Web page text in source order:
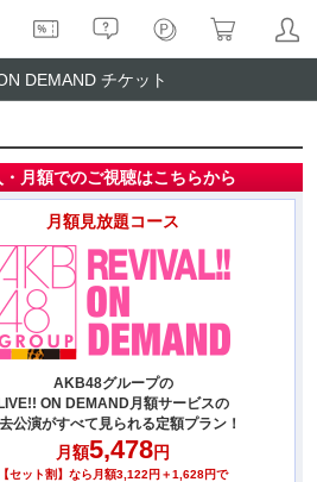
DEMAND チケット
・月額でのご視聴はこちらから
月額見放題コース
AKB48グループの
LIVE!! ON DEMAND月額サービスの
公演がすべて見られる定額プラン！
月額5,478円
【セット割】なら月額3,122円＋1,628円で